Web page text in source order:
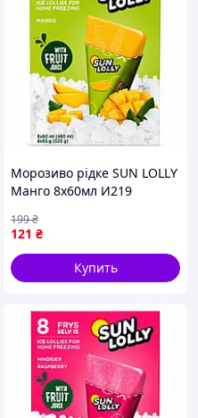
Морозиво рідке SUN LOLLY
Манго 8х60мл И219
121 ₴
199₴
Купить